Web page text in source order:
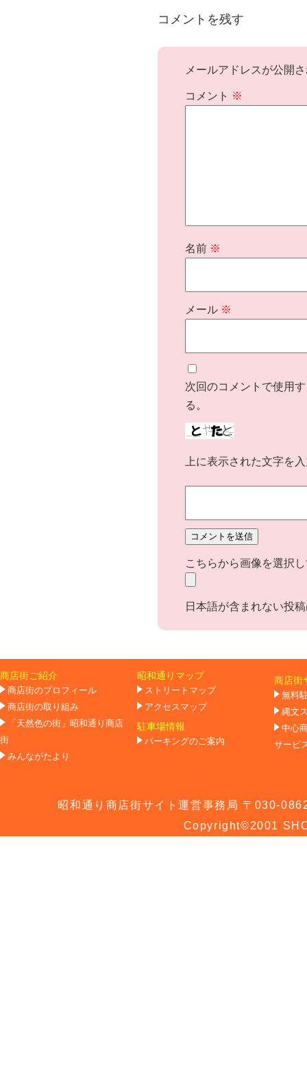
コメントを残す
メールアドレスが公開
コメント ※
名前 ※
メール ※
次回のコメントで使用
る。
上に表示された文字を
こちらから画像を選択
日本語が含まれない投
商店街ご紹介
商店街のプロフィール
商店街の取り組み
「天然色の街」昭和通り商店
街
みんながたより
昭和通りマップ
ストリートマップ
アクセスマップ
駐車場情報
パーキングのご案内
商店街
無料
縄文
中心
サービ
昭和通り商店街サイト運営事務局 〒030-
Copyright©2001